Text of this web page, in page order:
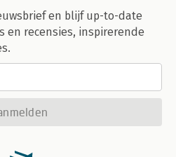
en blijf up-to-date
en recensies, inspirerende